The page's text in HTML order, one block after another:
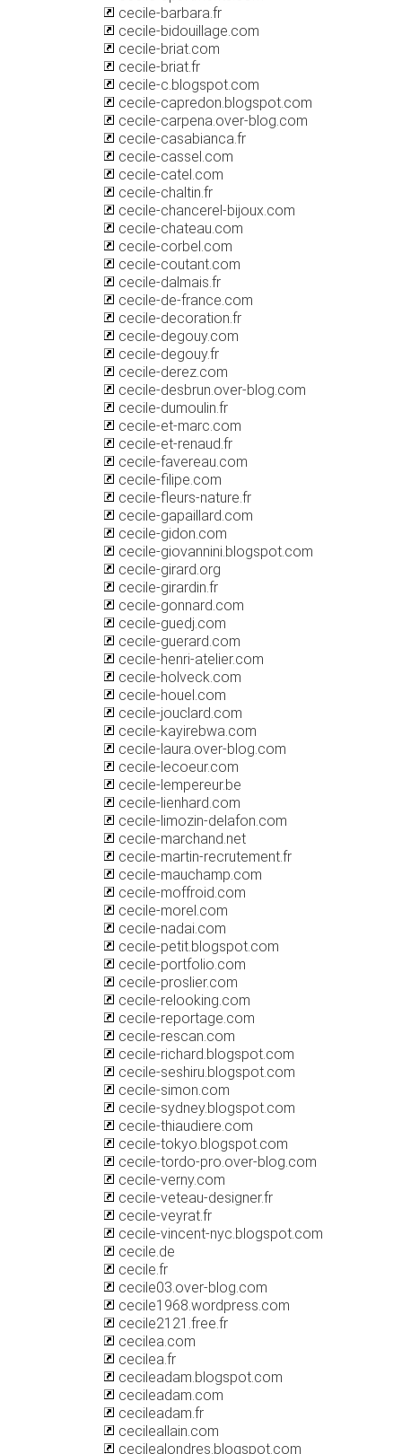
cecile-barbara.fr
cecile-bidouillage.com
cecile-briat.com
cecile-briat.fr
cecile-c.blogspot.com
cecile-capredon.blogspot.com
cecile-carpena.over-blog.com
cecile-casabianca.fr
cecile-cassel.com
cecile-catel.com
cecile-chaltin.fr
cecile-chancerel-bijoux.com
cecile-chateau.com
cecile-corbel.com
cecile-coutant.com
cecile-dalmais.fr
cecile-de-france.com
cecile-decoration.fr
cecile-degouy.com
cecile-degouy.fr
cecile-derez.com
cecile-desbrun.over-blog.com
cecile-dumoulin.fr
cecile-et-marc.com
cecile-et-renaud.fr
cecile-favereau.com
cecile-filipe.com
cecile-fleurs-nature.fr
cecile-gapaillard.com
cecile-gidon.com
cecile-giovannini.blogspot.com
cecile-girard.org
cecile-girardin.fr
cecile-gonnard.com
cecile-guedj.com
cecile-guerard.com
cecile-henri-atelier.com
cecile-holveck.com
cecile-houel.com
cecile-jouclard.com
cecile-kayirebwa.com
cecile-laura.over-blog.com
cecile-lecoeur.com
cecile-lempereur.be
cecile-lienhard.com
cecile-limozin-delafon.com
cecile-marchand.net
cecile-martin-recrutement.fr
cecile-mauchamp.com
cecile-moffroid.com
cecile-morel.com
cecile-nadai.com
cecile-petit.blogspot.com
cecile-portfolio.com
cecile-proslier.com
cecile-relooking.com
cecile-reportage.com
cecile-rescan.com
cecile-richard.blogspot.com
cecile-seshiru.blogspot.com
cecile-simon.com
cecile-sydney.blogspot.com
cecile-thiaudiere.com
cecile-tokyo.blogspot.com
cecile-tordo-pro.over-blog.com
cecile-verny.com
cecile-veteau-designer.fr
cecile-veyrat.fr
cecile-vincent-nyc.blogspot.com
cecile.de
cecile.fr
cecile03.over-blog.com
cecile1968.wordpress.com
cecile2121.free.fr
cecilea.com
cecilea.fr
cecileadam.blogspot.com
cecileadam.com
cecileadam.fr
cecileallain.com
cecilealondres.blogspot.com